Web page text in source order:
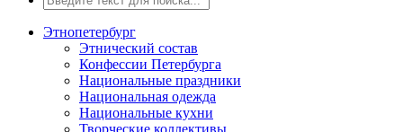
Этнопетербург
Этнический состав
Конфессии Петербурга
Национальные праздники
Национальная одежда
Национальные кухни
Творческие коллективы